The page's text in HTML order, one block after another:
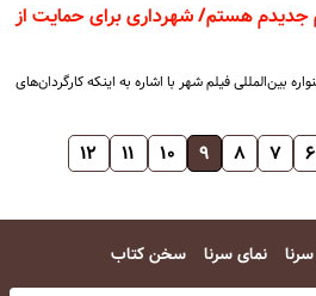
جدیدم هستم/ شهرداری برای حمایت از
بین‌المللی فیلم شهر با اشاره به اینکه کارگردان‌های
۶ ۷ ۸ ۹ ۱۰ ۱۱ ۱۲
نمای سرنا سخن کتاب